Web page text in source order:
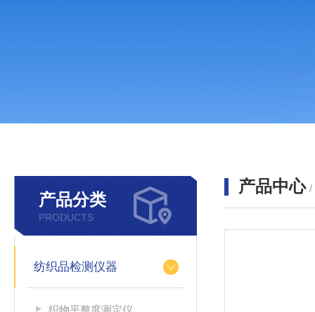
产品分类
PRODUCTS
纺织品检测仪器
织物平整度测定仪
产品中心 /